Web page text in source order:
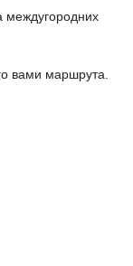
междугородних
вами маршрута.